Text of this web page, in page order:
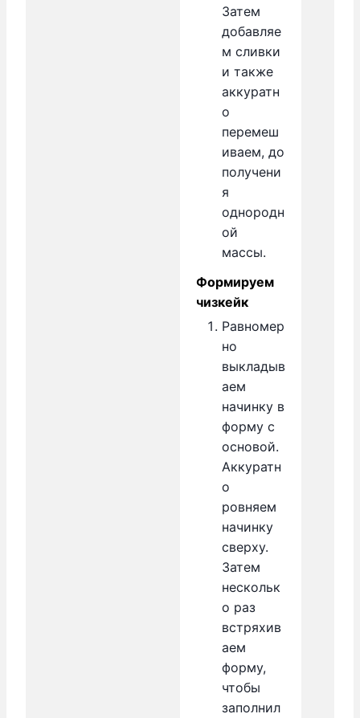
Затем
добавляе
м сливки
и также
аккуратн
о
перемеш
иваем, до
получени
я
однородн
ой
массы.
Формируем
чизкейк
Равномер
но
выкладыв
аем
начинку в
форму с
основой.
Аккуратн
о
ровняем
начинку
сверху.
Затем
нескольк
о раз
встряхив
аем
форму,
чтобы
заполнил